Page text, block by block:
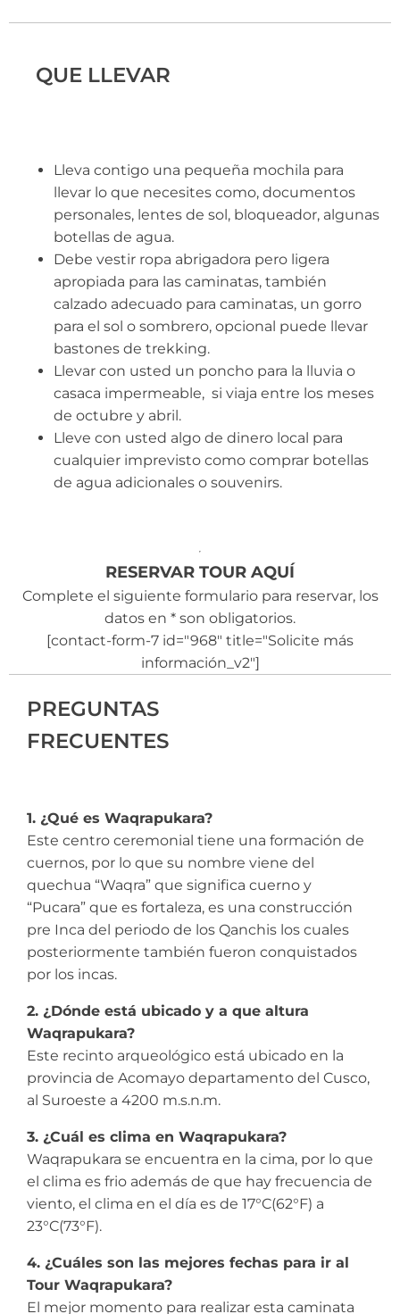
QUE LLEVAR
Lleva contigo una pequeña mochila para
llevar lo que necesites como, documentos
personales, lentes de sol, bloqueador, algunas
botellas de agua.
Debe vestir ropa abrigadora pero ligera
apropiada para las caminatas, también
calzado adecuado para caminatas, un gorro
para el sol o sombrero, opcional puede llevar
bastones de trekking.
Llevar con usted un poncho para la lluvia o
casaca impermeable, si viaja entre los meses
de octubre y abril.
Lleve con usted algo de dinero local para
cualquier imprevisto como comprar botellas
de agua adicionales o souvenirs.
RESERVAR TOUR AQUÍ
Complete el siguiente formulario para reservar, los
datos en * son obligatorios.
[contact-form-7 id="968" title="Solicite más
información_v2"]
PREGUNTAS
FRECUENTES
1. ¿Qué es Waqrapukara?
Este centro ceremonial tiene una formación de
cuernos, por lo que su nombre viene del
quechua “Waqra” que significa cuerno y
“Pucara” que es fortaleza, es una construcción
pre Inca del periodo de los Qanchis los cuales
posteriormente también fueron conquistados
por los incas.
2. ¿Dónde está ubicado y a que altura
Waqrapukara?
Este recinto arqueológico está ubicado en la
provincia de Acomayo departamento del Cusco,
al Suroeste a 4200 m.s.n.m.
3. ¿Cuál es clima en Waqrapukara?
Waqrapukara se encuentra en la cima, por lo que
el clima es frio además de que hay frecuencia de
viento, el clima en el día es de 17°C(62°F) a
23°C(73°F).
4. ¿Cuáles son las mejores fechas para ir al
Tour Waqrapukara?
El mejor momento para realizar esta caminata